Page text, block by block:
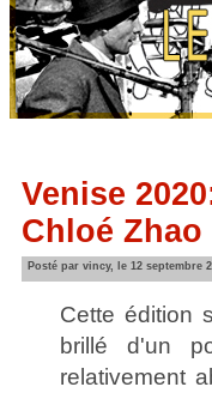
Venise
Chloé Zhao
Posté par vincy, le 12 septembre
Cette édition
brillé d'un
relativement